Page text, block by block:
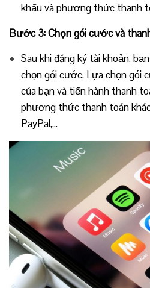
khẩu và phương thức thanh
Bước 3: Chọn gói cước và
Sau khi đăng ký tài khoản,
chọn gói cước. Lựa chọn gói
của bạn và tiến hành thanh
phương thức thanh toán
PayPal,…